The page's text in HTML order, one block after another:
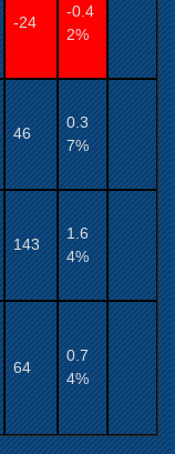
-24
-0.4
2%
46
0.3
7%
143
1.6
4%
64
0.7
4%